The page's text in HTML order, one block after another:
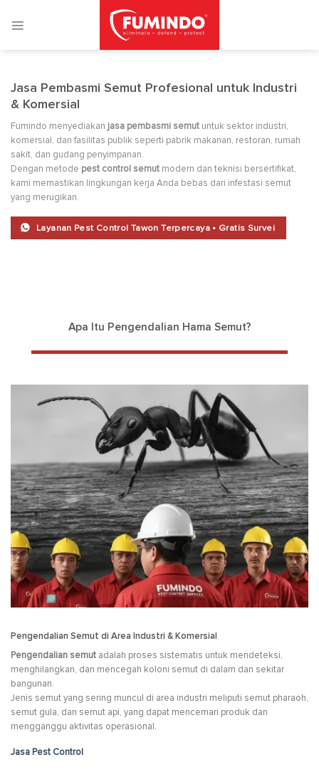
Jasa Pembasmi Semut Profesional untuk Industri
& Komersial
Fumindo menyediakan jasa pembasmi semut untuk sektor industri,
komersial, dan fasilitas publik seperti pabrik makanan, restoran, rumah
sakit, dan gudang penyimpanan.
Dengan metode pest control semut modern dan teknisi bersertifikat,
kami memastikan lingkungan kerja Anda bebas dari infestasi semut
yang merugikan.
Layanan Pest Control Tawon Terpercaya • Gratis Survei
Apa Itu Pengendalian Hama Semut?
Pengendalian Semut di Area Industri & Komersial
Pengendalian semut adalah proses sistematis untuk mendeteksi,
menghilangkan, dan mencegah koloni semut di dalam dan sekitar
bangunan.
Jenis semut yang sering muncul di area industri meliputi semut pharaoh,
semut gula, dan semut api, yang dapat mencemari produk dan
mengganggu aktivitas operasional.
Jasa Pest Control